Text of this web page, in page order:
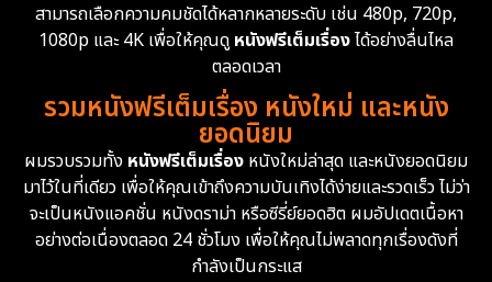
Epic มหากาพย์ 225
Family ครอบครัว 372
Fantasy จินตนาการ 339
Fiction 9
สามารถเลือกความคมชัดได้หลากหลายระดับ เช่น 480p, 720p,
1080p และ 4K เพื่อให้คุณดูหนังฟรีเต็มเรื่องได้อย่างลื่นไหล
ตลอดเวลา
รวมหนังฟรีเต็มเรื่อง หนังใหม่ และหนัง
ยอดนิยม
ผมรวบรวมทั้ง หนังฟรีเต็มเรื่อง หนังใหม่ล่าสุด และหนังยอดนิยม
มาไว้ในที่เดียว เพื่อให้คุณเข้าถึงความบันเทิงได้ง่ายและรวดเร็ว ไม่ว่า
จะเป็นหนังแอคชั่น หนังดราม่า หรือซีรี่ย์ยอดฮิต ผมอัปเดตเนื้อหา
อย่างต่อเนื่องตลอด 24 ชั่วโมง เพื่อให้คุณไม่พลาดทุกเรื่องดังที่
กำลังเป็นกระแส